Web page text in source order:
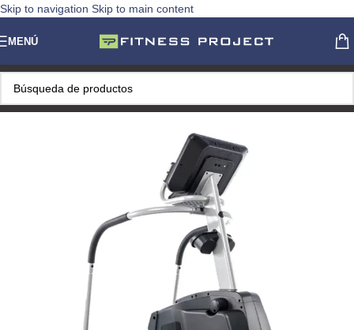
Skip to navigation Skip to main content
MENÚ